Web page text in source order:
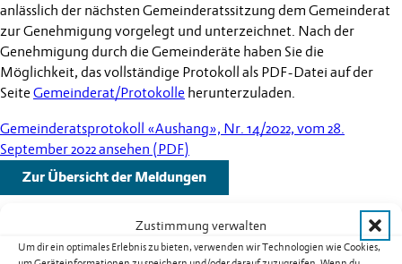
Zustimmung verwalten
Um dir ein optimales Erlebnis zu bieten, verwenden wir Technologien wie Cookies,
anlässlich der nächsten Gemeinderatssitzung dem Gemeinderat
zur Genehmigung vorgelegt und unterzeichnet. Nach der
Genehmigung durch die Gemeinderäte haben Sie die
Möglichkeit, das vollständige Protokoll als PDF-Datei auf der
SeiteGemeinderat/Protokolle herunterzuladen.
Gemeinderatsprotokoll «Aushang», Nr. 14/2022, vom 28.
September 2022 ansehen (PDF)
Zur Übersicht der Meldungen